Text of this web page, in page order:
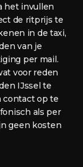
het invullen
de ritprijs te
in de taxi,
van je
per mail.
voor reden
IJssel te
contact op te
als per
geen kosten